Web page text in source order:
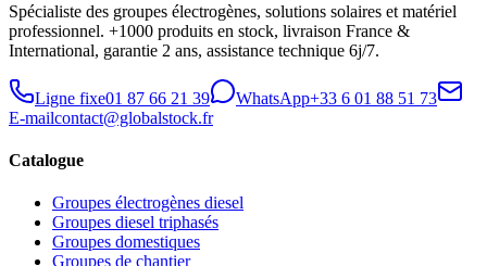
Spécialiste des groupes électrogènes, solutions solaires et matériel
professionnel. +1000 produits en stock, livraison France &
International, garantie 2 ans, assistance technique 6j/7.
Ligne fixe01 87 66 21 39 WhatsApp+33 6 01 88 51 73
E-mailcontact@globalstock.fr
Catalogue
Groupes électrogènes diesel
Groupes diesel triphasés
Groupes domestiques
Groupes de chantier